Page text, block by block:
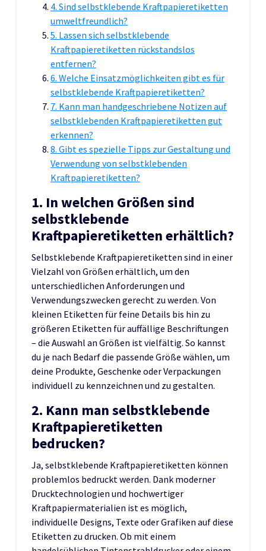
4. Sind selbstklebende Kraftpapieretiketten
umweltfreundlich?
5. Lassen sich selbstklebende
Kraftpapieretiketten rückstandslos
entfernen?
6. Welche Einsatzmöglichkeiten gibt es für
selbstklebende Kraftpapieretiketten?
7. Kann man handgeschriebene Notizen auf
selbstklebenden Kraftpapieretiketten gut
erkennen?
8. Gibt es spezielle Tipps zur Gestaltung und
Verwendung von selbstklebenden
Kraftpapieretiketten?
1. In welchen Größen sind
selbstklebende
Kraftpapieretiketten erhältlich?
Selbstklebende Kraftpapieretiketten sind in einer
Vielzahl von Größen erhältlich, um den
unterschiedlichen Anforderungen und
Verwendungszwecken gerecht zu werden. Von
kleinen Etiketten für feine Details bis hin zu
größeren Etiketten für auffällige Beschriftungen
– die Auswahl an Größen ist vielfältig. So kannst
du je nach Bedarf die passende Größe wählen, um
deine Produkte, Geschenke oder Verpackungen
individuell zu kennzeichnen und zu gestalten.
2. Kann man selbstklebende
Kraftpapieretiketten
bedrucken?
Ja, selbstklebende Kraftpapieretiketten können
problemlos bedruckt werden. Dank moderner
Drucktechnologien und hochwertiger
Kraftpapiermaterialien ist es möglich,
individuelle Designs, Texte oder Grafiken auf diese
Etiketten zu drucken. Ob mit einem